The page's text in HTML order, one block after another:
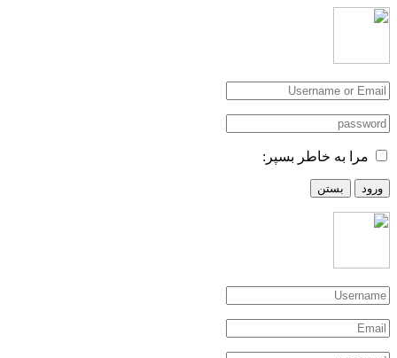
مرا به خاطر بسپر:
ورود بستن